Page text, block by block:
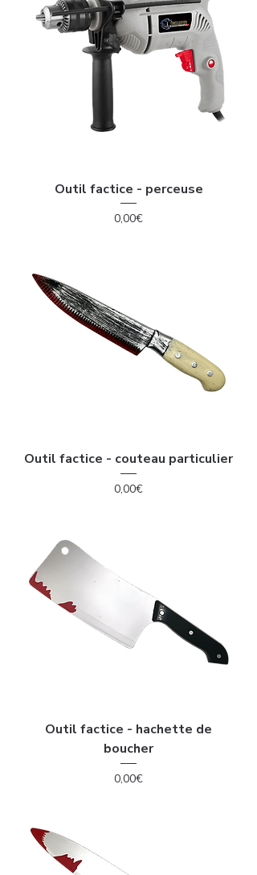
Outil factice - perceuse
Price
0,00€
Outil factice - couteau particulier
Price
0,00€
Outil factice - hachette de
boucher
Price
0,00€